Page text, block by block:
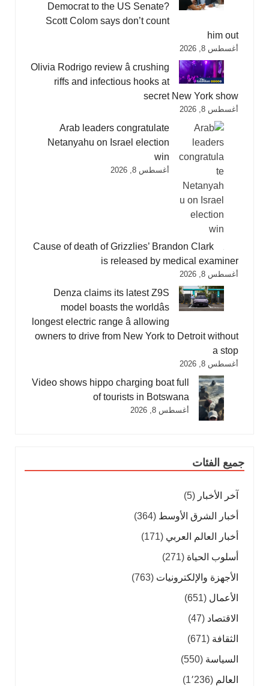
Democrat to the US Senate?
Scott Colom says don’t count
him out
أغسطس 8, 2026
Olivia Rodrigo review â crushing
riffs and infectious hooks at
secret New York show
أغسطس 8, 2026
Arab leaders congratulate
Netanyahu on Israel election
win
أغسطس 8, 2026
Cause of death of Grizzlies’ Brandon Clark
is released by medical examiner
أغسطس 8, 2026
Denza claims its latest Z9S
model boasts the worldâs
longest electric range â allowing
owners to drive from New York to Detroit without
a stop
أغسطس 8, 2026
Video shows hippo charging boat full
of tourists in Botswana
أغسطس 8, 2026
جميع الفئات
آخر الأخبار (5)
أخبار الشرق الأوسط (364)
أخبار العالم العربي (171)
أسلوب الحياة (271)
الأجهزة والإلكترونيات (763)
الأعمال (651)
الاقتصاد (47)
الثقافة (671)
السياسة (550)
العالم (1٬236)